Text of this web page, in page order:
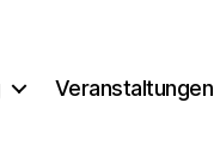
Veranstaltungen